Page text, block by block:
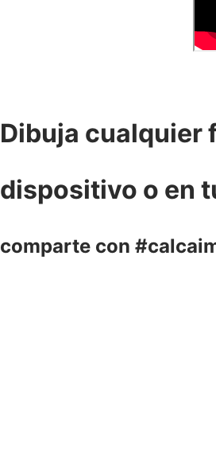
Dibuja cualquier
dispositivo o en
comparte con